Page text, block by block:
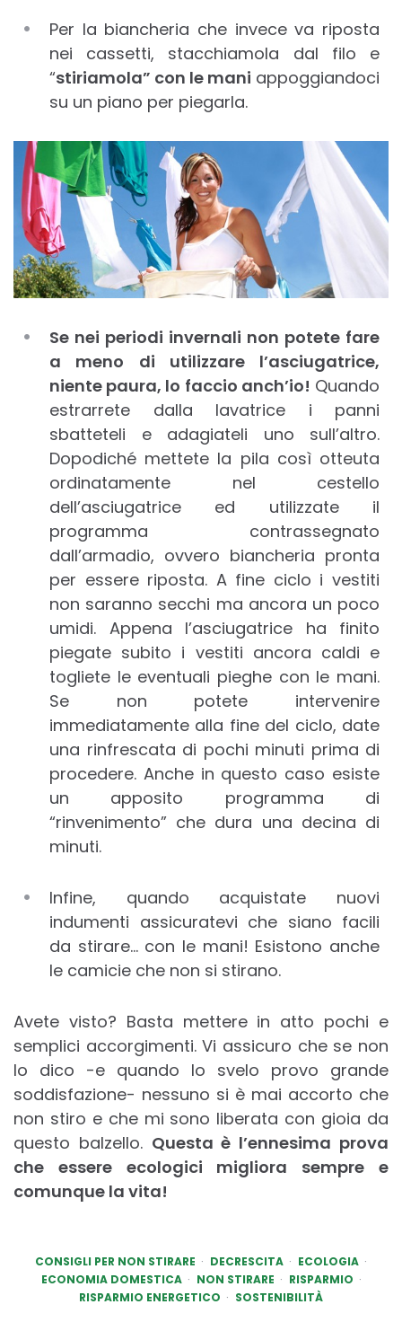
Per la biancheria che invece va riposta
nei cassetti, stacchiamola dal filo e
“stiriamola” con le mani appoggiandoci
su un piano per piegarla.
Se nei periodi invernali non potete fare
a meno di utilizzare l’asciugatrice,
niente paura, lo faccio anch’io! Quando
estrarrete dalla lavatrice i panni
sbatteteli e adagiateli uno sull’altro.
Dopodiché mettete la pila così otteuta
ordinatamente nel cestello
dell’asciugatrice ed utilizzate il
programma contrassegnato
dall’armadio, ovvero biancheria pronta
per essere riposta. A fine ciclo i vestiti
non saranno secchi ma ancora un poco
umidi. Appena l’asciugatrice ha finito
piegate subito i vestiti ancora caldi e
togliete le eventuali pieghe con le mani.
Se non potete intervenire
immediatamente alla fine del ciclo, date
una rinfrescata di pochi minuti prima di
procedere. Anche in questo caso esiste
un apposito programma di
“rinvenimento” che dura una decina di
minuti.
Infine, quando acquistate nuovi
indumenti assicuratevi che siano facili
da stirare… con le mani! Esistono anche
le camicie che non si stirano.
Avete visto? Basta mettere in atto pochi e
semplici accorgimenti. Vi assicuro che se non
lo dico -e quando lo svelo provo grande
soddisfazione- nessuno si è mai accorto che
non stiro e che mi sono liberata con gioia da
questo balzello. Questa è l’ennesima prova
che essere ecologici migliora sempre e
comunque la vita!
CONSIGLI PER NON STIRARE DECRESCITA
ECOLOGIA
ECONOMIA DOMESTICA
NON STIRARE
RISPARMIO
RISPARMIO ENERGETICO
SOSTENIBILITÀ